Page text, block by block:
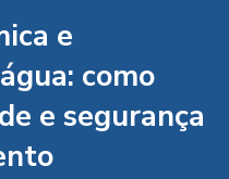
e
como
e segurança